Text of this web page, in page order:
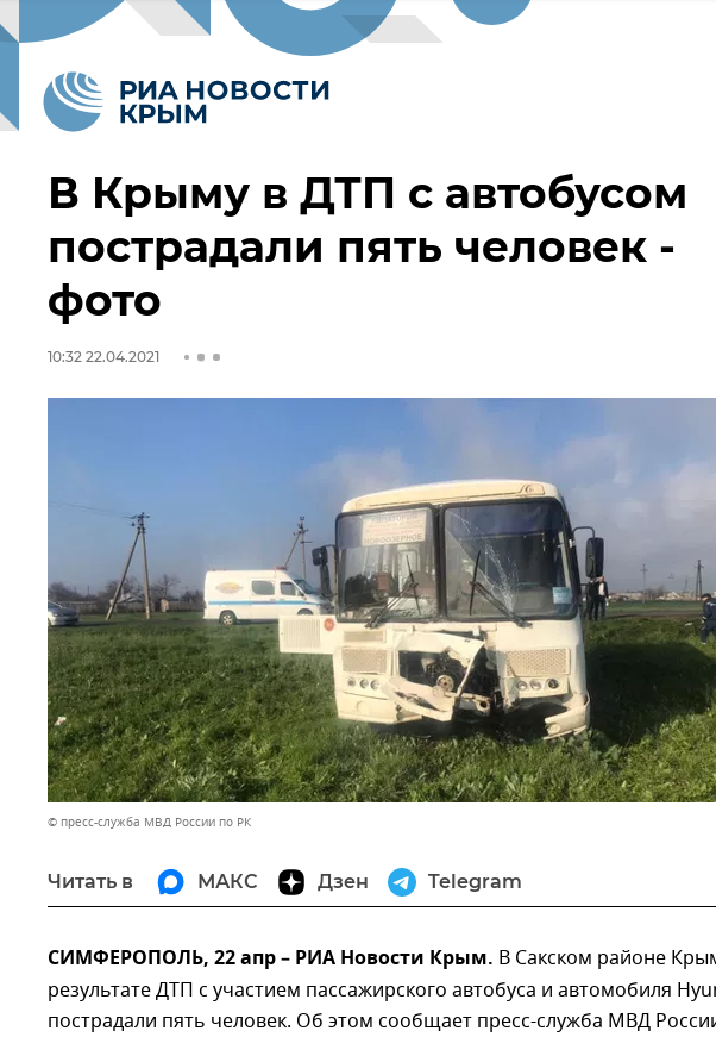
В Крыму в ДТП с автобусом
пострадали пять человек -
фото
10:32 22.04.2021
© пресс-служба МВД России по РК
Читать в МАКС Дзен Telegram
СИМФЕРОПОЛЬ, 22 апр – РИА Новости Крым. В Сакском районе
результате ДТП с участием пассажирского автобуса и автомобиля
пострадали пять человек. Об этом сообщает пресс-служба МВД